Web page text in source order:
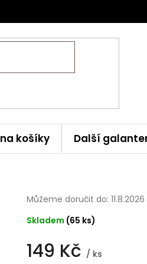
košíky Další
149 Kč / ks
Skladem (65 ks)
Můžeme doručit do: 11.8.2026